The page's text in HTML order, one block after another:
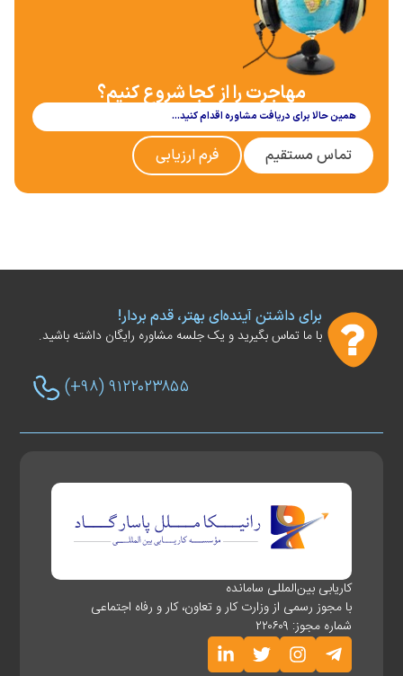
مهاجرت را از کجا شروع کنیم؟
همین حالا برای دریافت مشاوره اقدام کنید…
تماس مستقیم فرم ارزیابی
برای داشتن آینده‌ای بهتر، قدم بردار!
با ما تماس بگیرید و یک جلسه مشاوره رایگان داشته باشید.
(+۹۸) ۹۱۲۲۰۲۳۸۵۵
کاریابی بین‌المللی سامانده
با مجوز رسمی از وزارت کار و تعاون، کار و رفاه اجتماعی
شماره مجوز: ۲۲۰۶۰۹